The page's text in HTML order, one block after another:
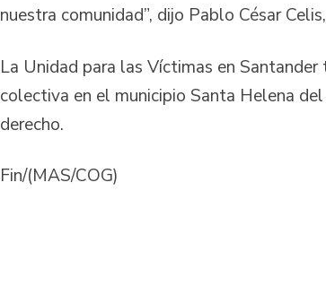
nuestra comunidad”, dijo Pablo César
La Unidad para las Víctimas en
colectiva en el municipio Santa Helena
derecho.
Fin/(MAS/COG)